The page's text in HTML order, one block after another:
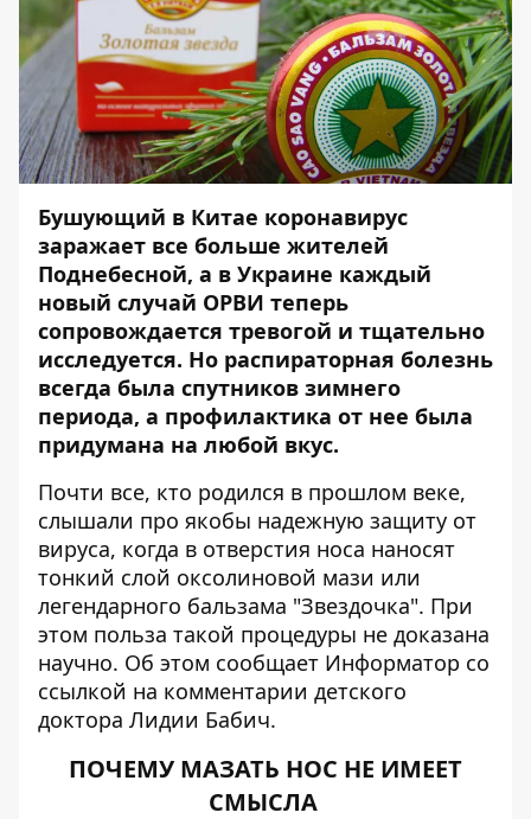
Бушующий в Китае коронавирус
заражает все больше жителей
Поднебесной, а в Украине каждый
новый случай ОРВИ теперь
сопровождается тревогой и тщательно
исследуется. Но распираторная болезнь
всегда была спутников зимнего
периода, а профилактика от нее была
придумана на любой вкус.
Почти все, кто родился в прошлом веке,
слышали про якобы надежную защиту от
вируса, когда в отверстия носа наносят
тонкий слой оксолиновой мази или
легендарного бальзама "Звездочка". При
этом польза такой процедуры не доказана
научно. Об этом сообщает Информатор со
ссылкой на комментарии детского
доктора Лидии Бабич.
ПОЧЕМУ МАЗАТЬ НОС НЕ ИМЕЕТ
СМЫСЛА